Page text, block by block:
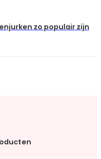
zo populair zijn